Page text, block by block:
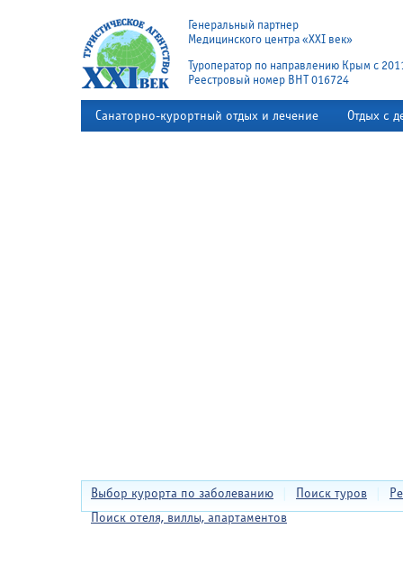
Генеральный партнер
Медицинского центра «XXI век»
Туроператор по направлению Крым с
Реестровый номер ВНТ 016724
Санаторно-курортный отдых и лечение Отдых с
Выбор курорта по заболеванию Поиск туров
Поиск отеля, виллы, апартаментов